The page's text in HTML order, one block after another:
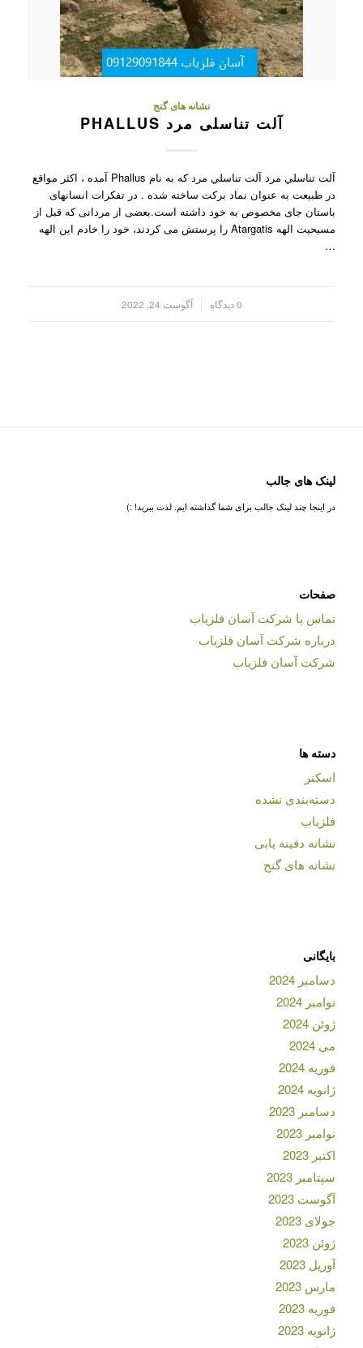
نشانه های گنج
آلت تناسلی مرد PHALLUS
آلت تناسلي مرد آلت تناسلي مرد که به نام Phallus آمده ، اکثر مواقع
در طبیعت به عنوان نماد برکت ساخته شده . در تفکرات انسانهای
باستان جای مخصوص به خود داشته است.بعضی از مردانی که قبل از
مسیحیت الهه Atargatis را پرستش می کردند، خود را خادم این الهه
…
0 دیدگاه آگوست 24, 2022
لینک های جالب
در اینجا چند لینک جالب برای شما گذاشته ایم. لذت ببرید! :)
صفحات
تماس با شرکت آسان فلزیاب
درباره شرکت آسان فلزیاب
شرکت آسان فلزیاب
دسته ها
اسکنر
دسته‌بندی نشده
فلزیاب
نشانه دفینه یابی
نشانه های گنج
بایگانی
دسامبر 2024
نوامبر 2024
ژوئن 2024
می 2024
فوریه 2024
ژانویه 2024
دسامبر 2023
نوامبر 2023
اکتبر 2023
سپتامبر 2023
آگوست 2023
جولای 2023
ژوئن 2023
آوریل 2023
مارس 2023
فوریه 2023
ژانویه 2023